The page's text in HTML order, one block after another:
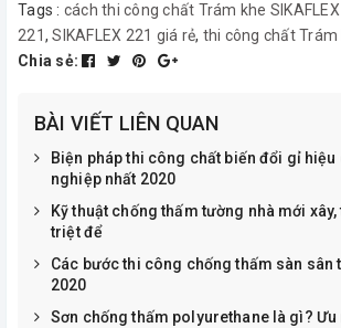
Tags : cách thi công chất Trám khe SIKAFLEX
221,SIKAFLEX 221 giá rẻ, thi công chất Trám
Chia sẻ:
BÀI VIẾT LIÊN QUAN
Biện pháp thi công chất biến đổi gỉ hiệu
nghiệp nhất 2020
Kỹ thuật chống thấm tường nhà mới
triệt để
Các bước thi công chống thấm sàn sân
2020
Sơn chống thấm polyurethane là gì?